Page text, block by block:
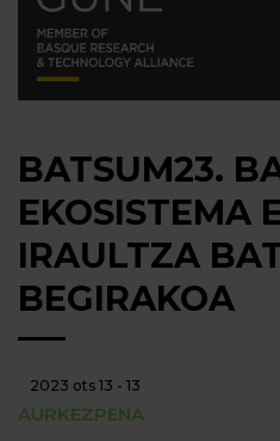
BATSUM23.
EKOSISTEMA
IRAULTZA
BEGIRAKOA
2023 ots 13 - 13
AURKEZPENA